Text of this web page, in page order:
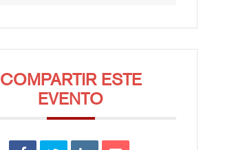
COMPARTIR ESTE
EVENTO